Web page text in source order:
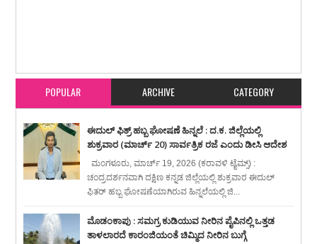
POPULAR ARCHIVE CATEGORY
ಈದುಲ್ ಫಿತ್ರ್ ಹಬ್ಬ ಘೋಷಣೆ ಹಿನ್ನಲೆ : ದ.ಕ. ಜಿಲ್ಲೆಯಲ್ಲಿ
ಶುಕ್ರವಾರ (ಮಾರ್ಚ್ 20) ಸಾರ್ವತ್ರಿಕ ರಜೆ ಎಂದು ಡೀಸಿ ಆದೇಶ
ಮಂಗಳೂರು, ಮಾರ್ಚ್ 19, 2026 (ಕರಾವಳಿ ಟೈಮ್ಸ್) :
ಚಂದ್ರದರ್ಶನವಾಗಿ ದಕ್ಷಿಣ ಕನ್ನಡ ಜಿಲ್ಲೆಯಲ್ಲಿ ಶುಕ್ರವಾರ ಈದುಲ್
ಫಿತರ್ ಹಬ್ಬ ಘೋಷಣೆಯಾಗಿರುವ ಹಿನ್ನಲೆಯಲ್ಲಿ ಜಿ...
ಮೊಡಂಕಾಪು : ಸಮಗ್ರ ಕುಡಿಯುವ ನೀರಿನ ಪೈಪಿನಲ್ಲಿ ಒತ್ತಡ
ತಾಳಲಾರದೆ ಕಾರಂಜಿಯಂತೆ ಚಿಮ್ಮಿದ ನೀರಿನ ಬುಗ್ಗೆ